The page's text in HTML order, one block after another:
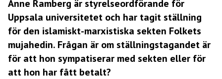
Anne Ramberg är styrelseordförande för
Uppsala universitetet och har tagit ställning
för den islamiskt-marxistiska sekten Folkets
mujahedin. Frågan är om ställningstagandet är
för att hon sympatiserar med sekten eller för
att hon har fått betalt?